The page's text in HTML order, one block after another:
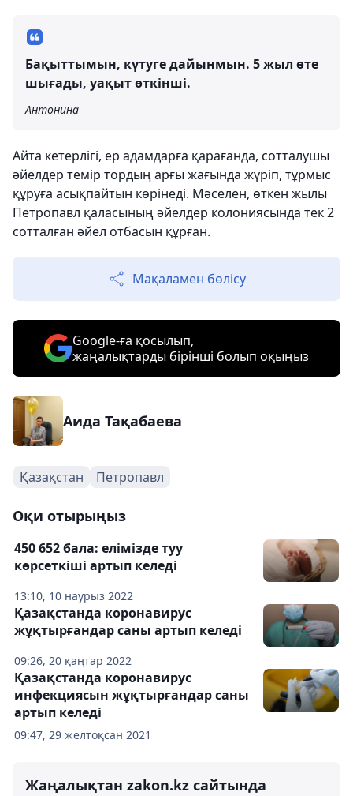
Бақыттымын, күтуге дайынмын. 5 жыл өте
шығады, уақыт өткінші.
Антонина
Айта кетерлігі, ер адамдарға қарағанда, сотталушы
әйелдер темір тордың арғы жағында жүріп, тұрмыс
құруға асықпайтын көрінеді. Мәселен, өткен жылы
Петропавл қаласының әйелдер колониясында тек 2
сотталған әйел отбасын құрған.
Мақаламен бөлісу
Google-ға қосылып,
жаңалықтарды бірінші болып оқыңыз
Аида Тақабаева
Қазақстан Петропавл
Оқи отырыңыз
13:10, 10 наурыз 2022
450 652 бала: елімізде туу
көрсеткіші артып келеді
09:26, 20 қаңтар 2022
Қазақстанда коронавирус
жұқтырғандар саны артып келеді
09:47, 29 желтоқсан 2021
Қазақстанда коронавирус
инфекциясын жұқтырғандар саны
артып келеді
Жаңалықтан zakon.kz сайтында